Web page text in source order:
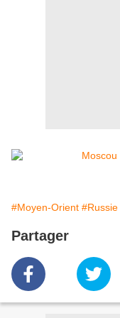
#Moyen-Orient #Russie
Partager